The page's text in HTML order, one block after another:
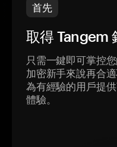
首先
取得 Tangem
只需一鍵即可掌控
加密新手來說再合
為有經驗的用戶提
體驗。